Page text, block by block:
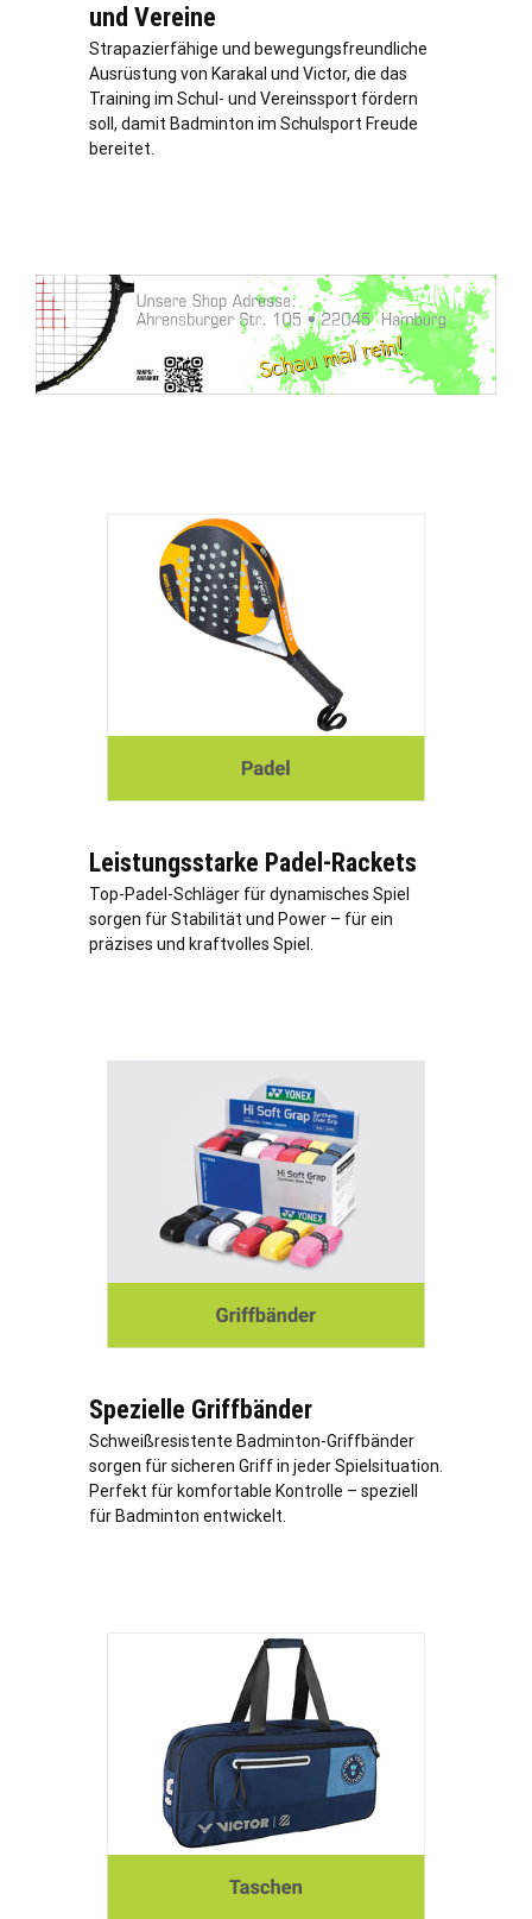
und Vereine
Strapazierfähige und bewegungsfreundliche
Ausrüstung von Karakal und Victor, die das
Training im Schul- und Vereinssport fördern
soll, damit Badminton im Schulsport Freude
bereitet.
Leistungsstarke Padel-Rackets
Top-Padel-Schläger für dynamisches Spiel
sorgen für Stabilität und Power – für ein
präzises und kraftvolles Spiel.
Spezielle Griffbänder
Schweißresistente Badminton-Griffbänder
sorgen für sicheren Griff in jeder Spielsituation.
Perfekt für komfortable Kontrolle – speziell
für Badminton entwickelt.